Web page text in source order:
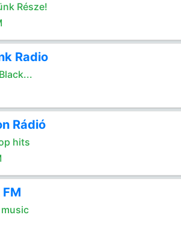
Része!
Radio
Rádió
hits
FM